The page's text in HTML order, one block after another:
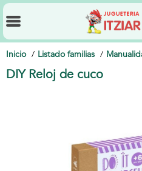
Inicio Listado familias
DIY Reloj de cuco